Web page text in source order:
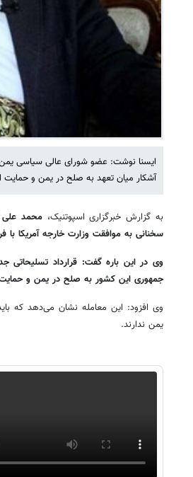
ایسنا نوشت: عضو شورای عالی سیاسی
آشکار میان تعهد به صلح در یمن و حمایت
به گزارش خبرگزاری اسپوتنیک،محمد علی
سخنانی به موافقت وزارت خارجه آمریکا
وی در این باره گفت: قرارداد تسلیحاتی
جمهوری این کشور به صلح در یمن و حمایت
وی افزود: این معامله نشان می‌دهد که
یمن ندارند.